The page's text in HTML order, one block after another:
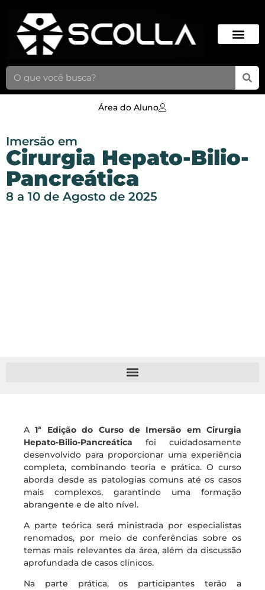
Área do Aluno
Imersão em
Cirurgia Hepato-Bilio-
Pancreática
8 a 10 de Agosto de 2025
A1ª Edição do Curso de Imersão em Cirurgia
Hepato-Bilio-Pancreática foi cuidadosamente
desenvolvido para proporcionar uma experiência
completa, combinando teoria e prática. O curso
aborda desde as patologias comuns até os casos
mais complexos, garantindo uma formação
abrangente e de alto nível.
A parte teórica será ministrada por especialistas
renomados, por meio de conferências sobre os
temas mais relevantes da área, além da discussão
aprofundada de casos clínicos.
Na parte prática, os participantes terão a